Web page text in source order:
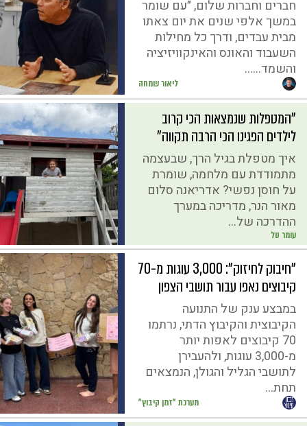
ליאור שמחה
חברים וחברות שלום, ״עם שומר
במשך אלפי שנים את יום צאתו
מבית עבדים, ודרך כל מחילות
השעבוד והאונס והאינקוויזיציה
והשמד…...
עומר טל
"המטפלות שנמצאות הכי קרוב
לילדים הפגינו הכי הרבה תקווה"
איך מטפלת בגיל הרך, שבעצמה
מתמודדת עם מלחמה, שומרת
על חוסן נפשי? אדריאנה סלום
מאור הנר, מדריכה במערך
ההדרכה של...
מערכת "זמן קיבוץ"
"חיבוק לחיזוק": 3,000 עוגות מ-70
קיבוצים נאפו עבור תושבי הצפון
במבצע ענק של התנועה
הקיבוצית והקיבוץ הדתי, נרתמו
70 קיבוצים לאפות יותר
מ-3,000 עוגות, ולהעבירן
לתושבי הגליל והגולן, הנמצאים
תחת...